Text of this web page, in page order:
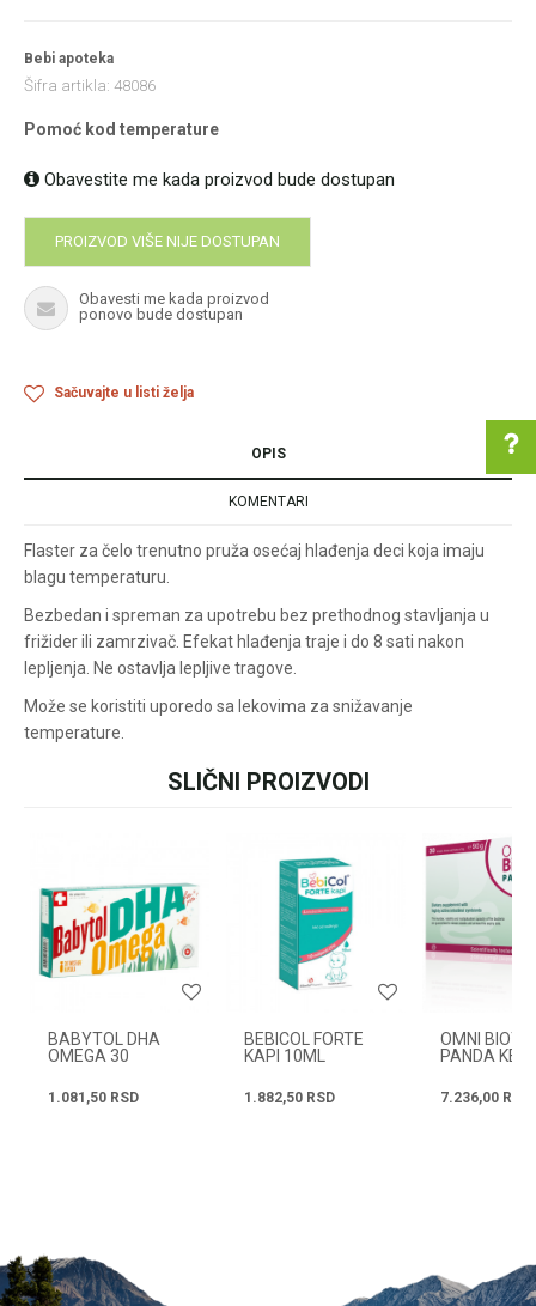
Bebi apoteka
Šifra artikla: 48086
Pomoć kod temperature
Obavestite me kada proizvod bude dostupan
PROIZVOD VIŠE NIJE DOSTUPAN
Obavesti me kada proizvod
ponovo bude dostupan
Sačuvajte u listi želja
Pomoć pri kupovini
Za više informacija u
pišite nam:
+381631105804
Radno vreme
Svakog radnog dana od
08h do 16h
OPIS
KOMENTARI
Flaster za čelo trenutno pruža osećaj hlađenja deci koja imaju
blagu temperaturu.
Bezbedan i spreman za upotrebu bez prethodnog stavljanja u
frižider ili zamrzivač. Efekat hlađenja traje i do 8 sati nakon
lepljenja. Ne ostavlja lepljive tragove.
Može se koristiti uporedo sa lekovima za snižavanje
temperature.
Poruka
SLIČNI PROIZVODI
BABYTOL DHA
OMEGA 30
1.081,50 RSD
BEBICOL FORTE
KAPI 10ML
1.882,50 RSD
OMNI BIOTIC
PANDA
7.236,00 RSD